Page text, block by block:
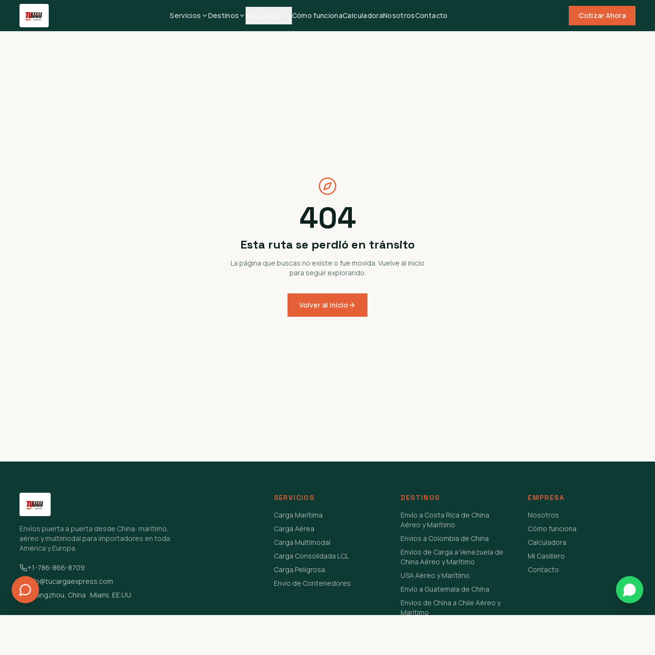
Servicios Destinos Cómo funcionaCalculadoraNosotrosContacto Cotizar Ahora
404
Esta ruta se perdió en tránsito
La página que buscas no existe o fue movida. Vuelve al inicio
para seguir explorando.
Volver al inicio
Envíos puerta a puerta desde China: marítimo,
aéreo y multimodal para importadores en toda
América y Europa.
+1-786-866-8709
info@tucargaexpress.com
Guangzhou, China · Miami, EE.UU.
SERVICIOS
Carga Marítima
Carga Aérea
Carga Multimodal
Carga Consolidada LCL
Carga Peligrosa
Envío de Contenedores
DESTINOS
Envío a Costa Rica de China
Aéreo y Marítimo
Envíos a Colombia de China
Envíos de Carga a Venezuela de
China Aéreo y Marítimo
USA Aéreo y Marítimo
Envío a Guatemala de China
Envíos de China a Chile Aéreo y
Marítimo
EMPRESA
Nosotros
Cómo funciona
Calculadora
Mi Casillero
Contacto